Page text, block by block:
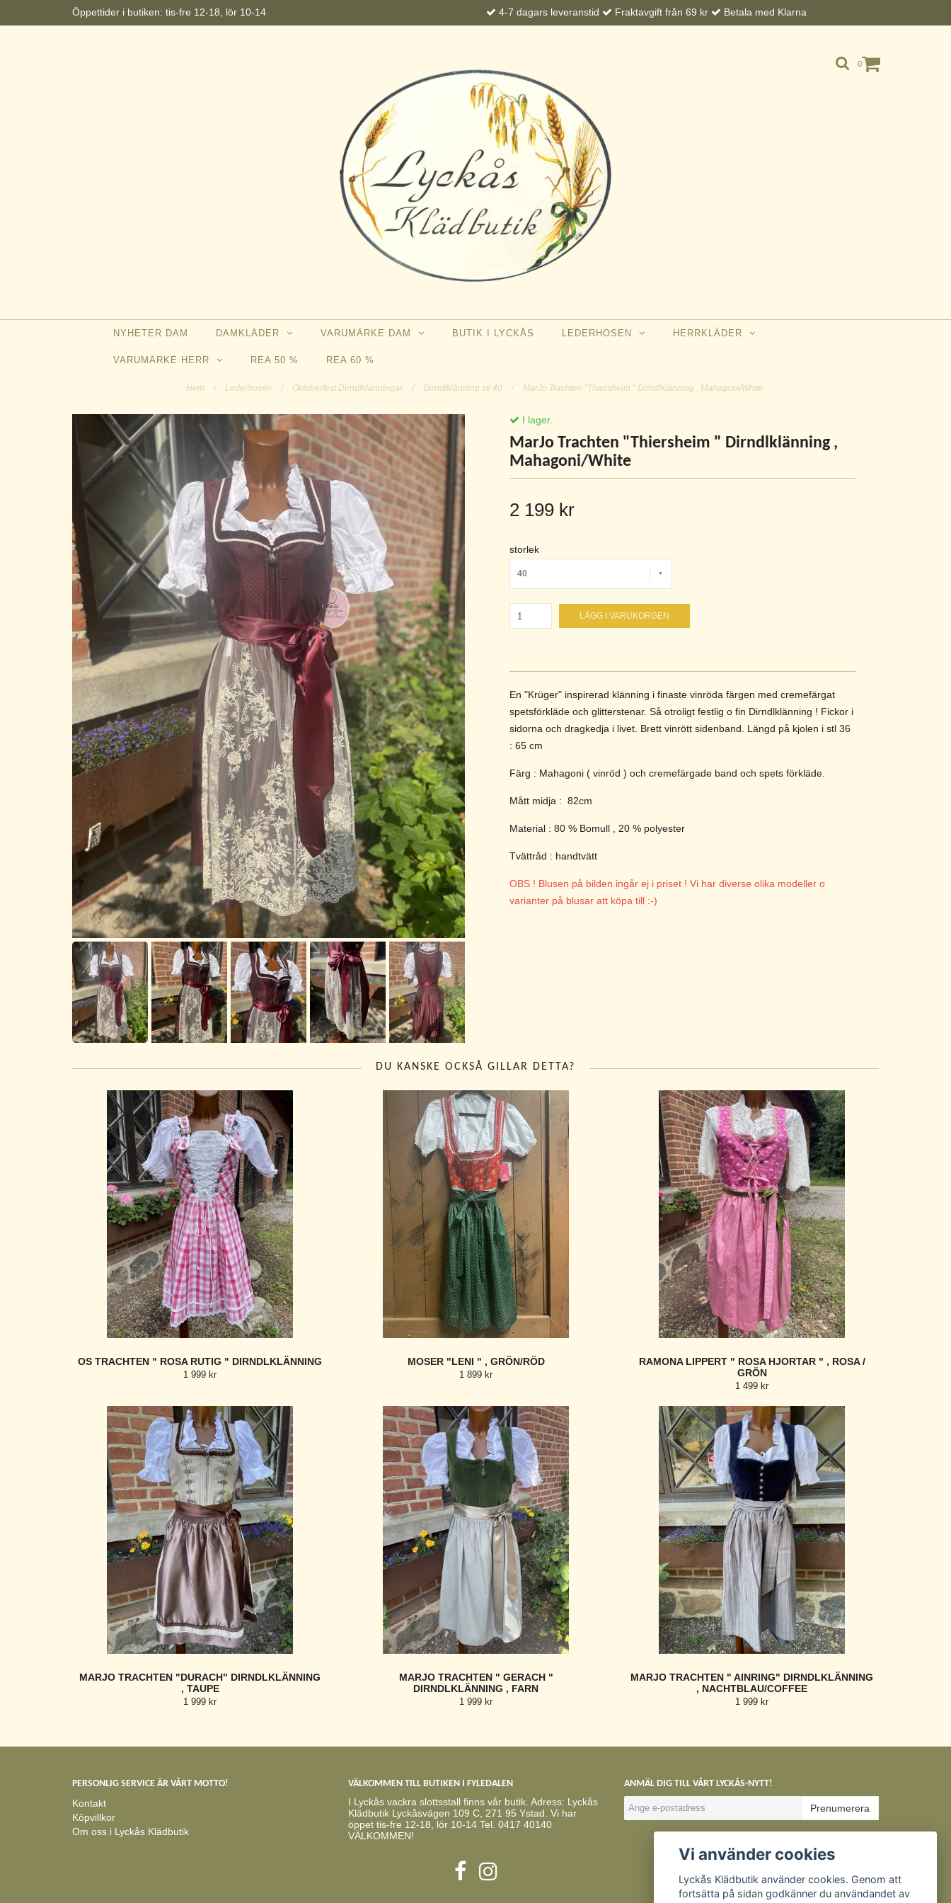
Öppettider i butiken: tis-fre 12-18, lör 10-14 4-7 dagars leveranstid Fraktavgift från 69 kr Betala med Klarna
0
NYHETER DAM DAMKLÄDER VARUMÄRKE DAM BUTIK I LYCKÅS LEDERHOSEN HERRKLÄDER
VARUMÄRKE HERR REA 50 % REA 60 %
Hem / Lederhosen / Oktoberfest Dirndlklänningar / Dirndlklänning stl 40 / MarJo Trachten "Thiersheim " Dirndlklänning , Mahagoni/White
I lager.
MarJo Trachten "Thiersheim " Dirndlklänning ,
Mahagoni/White
2 199 kr
storlek
40
LÄGG I VARUKORGEN
En "Krüger" inspirerad klänning i finaste vinröda färgen med cremefärgat
spetsförkläde och glitterstenar. Så otroligt festlig o fin Dirndlklänning ! Fickor i
sidorna och dragkedja i livet. Brett vinrött sidenband. Längd på kjolen i stl 36
: 65 cm
Färg : Mahagoni ( vinröd ) och cremefärgade band och spets förkläde.
Mått midja : 82cm
Material : 80 % Bomull , 20 % polyester
Tvättråd : handtvätt
OBS ! Blusen på bilden ingår ej i priset ! Vi har diverse olika modeller o
varianter på blusar att köpa till :-)
DU KANSKE OCKSÅ GILLAR DETTA?
OS TRACHTEN " ROSA RUTIG " DIRNDLKLÄNNING
1 999 kr
MOSER "LENI " , GRÖN/RÖD
1 899 kr
RAMONA LIPPERT " ROSA HJORTAR " , ROSA /
GRÖN
1 499 kr
MARJO TRACHTEN "DURACH" DIRNDLKLÄNNING
, TAUPE
1 999 kr
MARJO TRACHTEN " GERACH "
DIRNDLKLÄNNING , FARN
1 999 kr
MARJO TRACHTEN " AINRING" DIRNDLKLÄNNING
, NACHTBLAU/COFFEE
1 999 kr
PERSONLIG SERVICE ÄR VÅRT MOTTO!
Kontakt
Köpvillkor
Om oss i Lyckås Klädbutik
VÄLKOMMEN TILL BUTIKEN I FYLEDALEN
I Lyckås vackra slottsstall finns vår butik. Adress: Lyckås
Klädbutik Lyckåsvägen 109 C, 271 95 Ystad. Vi har
öppet tis-fre 12-18, lör 10-14 Tel. 0417 40140
VÄLKOMMEN!
ANMÄL DIG TILL VÅRT LYCKÅS-NYTT!
Prenumerera
Vi använder cookies
Lyckås Klädbutik använder cookies. Genom att
fortsätta på sidan godkänner du användandet av